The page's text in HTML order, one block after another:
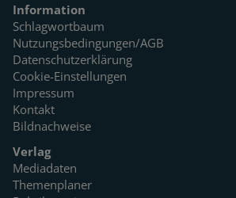
Information
Schlagwortbaum
Nutzungsbedingungen/AGB
Datenschutzerklärung
Cookie-Einstellungen
Impressum
Kontakt
Bildnachweise
Verlag
Mediadaten
Themenplaner